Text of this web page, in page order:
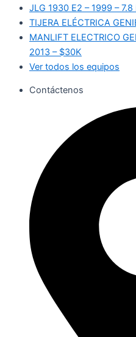
JLG 1930 E2 – 1999 –
TIJERA ELÉCTRICA
MANLIFT ELECTRICO
2013 – $30K
Ver todos los equipos
Contáctenos